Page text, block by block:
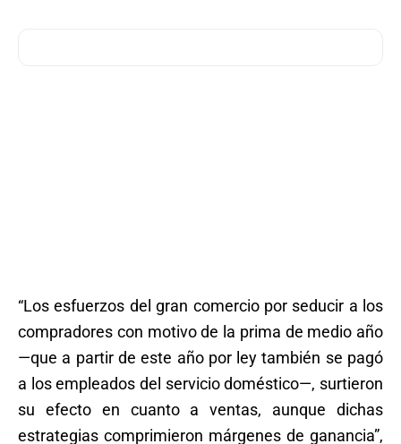
“Los esfuerzos del gran comercio por seducir a los
compradores con motivo de la prima de medio año
—que a partir de este año por ley también se pagó
a los empleados del servicio doméstico—, surtieron
su efecto en cuanto a ventas, aunque dichas
estrategias comprimieron márgenes de ganancia”,